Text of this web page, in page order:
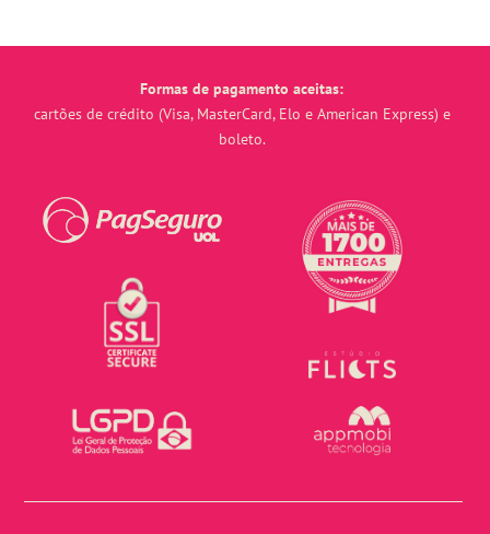
Formas de pagamento aceitas:
cartões de crédito (Visa, MasterCard, Elo e American Express) e
boleto.